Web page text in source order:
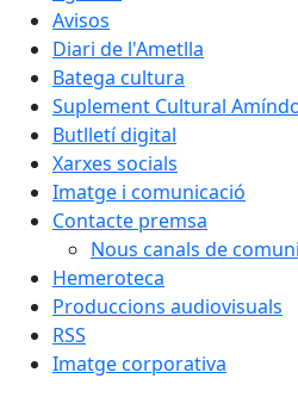
Avisos
Diari de l'Ametlla
Batega cultura
Suplement Cultural
Butlletí digital
Xarxes socials
Imatge i comunicació
Contacte premsa
Nous canals de
Hemeroteca
Produccions audiovisuals
RSS
Imatge corporativa